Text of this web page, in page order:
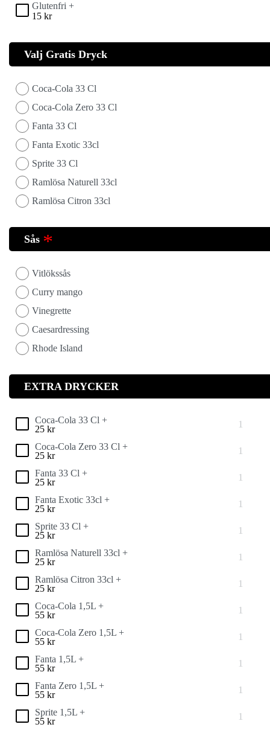
Glutenfri +
15 kr
Valj Gratis Dryck
Coca-Cola 33 Cl
Coca-Cola Zero 33 Cl
Fanta 33 Cl
Fanta Exotic 33cl
Sprite 33 Cl
Ramlösa Naturell 33cl
Ramlösa Citron 33cl
Sås
Vitlökssås
Curry mango
Vinegrette
Caesardressing
Rhode Island
EXTRA DRYCKER
Coca-Cola 33 Cl +
25 kr
Coca-Cola Zero 33 Cl +
25 kr
Fanta 33 Cl +
25 kr
Fanta Exotic 33cl +
25 kr
Sprite 33 Cl +
25 kr
Ramlösa Naturell 33cl +
25 kr
Ramlösa Citron 33cl +
25 kr
Coca-Cola 1,5L +
55 kr
Coca-Cola Zero 1,5L +
55 kr
Fanta 1,5L +
55 kr
Fanta Zero 1,5L +
55 kr
Sprite 1,5L +
55 kr